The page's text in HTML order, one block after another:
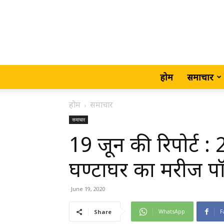
होम समाचार
होम समाचार
समाचार
19 जून की रिपोर्ट
घण्टाघर का मरीज
June 19, 2020
Share WhatsApp